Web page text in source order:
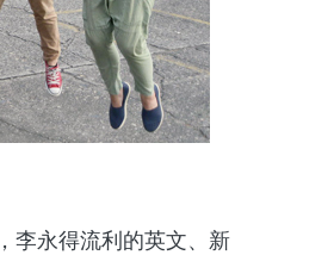
永得流利的英文、新